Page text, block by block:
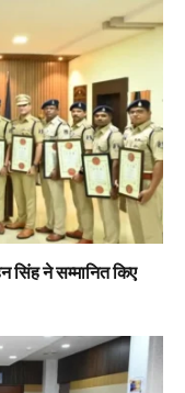
सिंह ने सम्मानित किए